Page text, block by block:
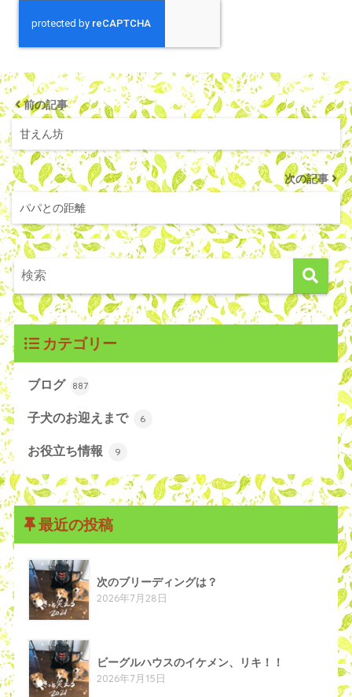
前の記事
甘えん坊
次の記事
パパとの距離
カテゴリー
ブログ 887
子犬のお迎えまで 6
お役立ち情報 9
最近の投稿
次のブリーディングは？
2026年7月28日
ビーグルハウスのイケメン、リキ！！
2026年7月15日